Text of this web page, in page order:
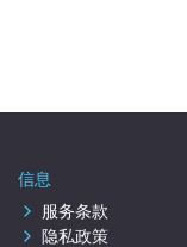
信息
服务条款
隐私政策